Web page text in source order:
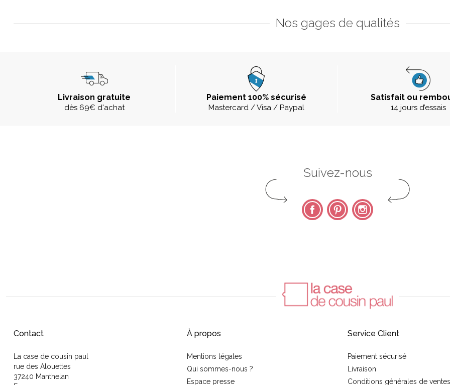
Nos gages de qualités
Livraison gratuite
dès 69€ d'achat
Paiement 100% sécurisé
Mastercard / Visa / Paypal
Satisfait ou
14 jours d’essais
Suivez-nous
FacebookPinterest Instagram
Contact
La case de cousin paul
rue des Alouettes
37240 Manthelan
À propos
Mentions légales
Qui sommes-nous ?
Espace presse
Service Client
Paiement sécurisé
Livraison
Conditions générales de ventes